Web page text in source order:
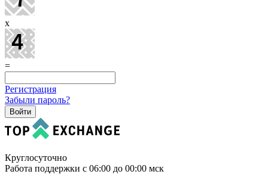
x
=
Регистрация
Забыли пароль?
Круглосуточно
Работа поддержки с 06:00 до 00:00 мск